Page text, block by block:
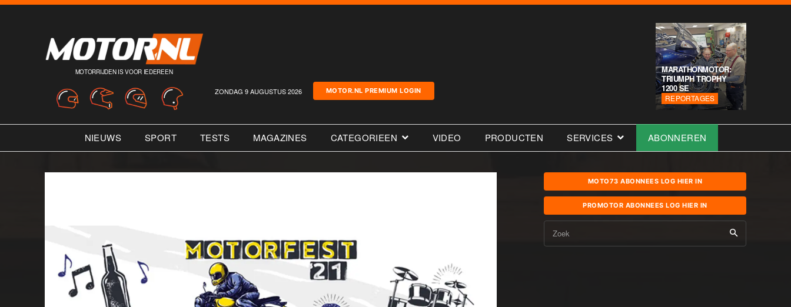
MOTORRIJDEN IS VOOR IEDEREEN
ZONDAG 9 AUGUSTUS 2026 MOTOR.NL PREMIUM LOGIN
MARATHONMOTOR:
TRIUMPH TROPHY
1200 SE
REPORTAGES
NIEUWS SPORT TESTS MAGAZINES CATEGORIEEN VIDEO PRODUCTEN SERVICES ABONNEREN
MOTO73 ABONNEES LOG HIER IN
PROMOTOR ABONNEES LOG HIER IN
Zoek